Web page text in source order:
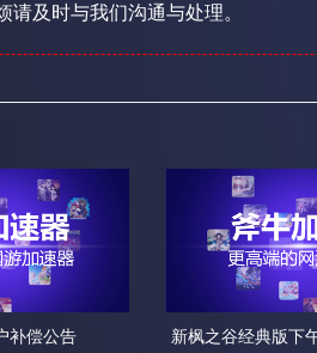
请及时与我们沟通与处理。
补偿公告
新枫之谷经典版下